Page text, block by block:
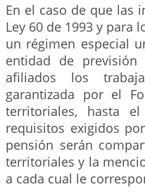
En el caso de que las
Ley 60 de 1993 y para
un régimen especial
entidad de
afiliados los
garantizada por el
territoriales, hasta
requisitos exigidos
pensión serán
territoriales y la
a cada cual le